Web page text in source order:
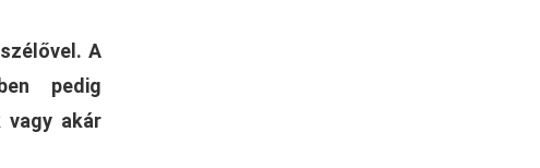
A
pedig
vagy akár